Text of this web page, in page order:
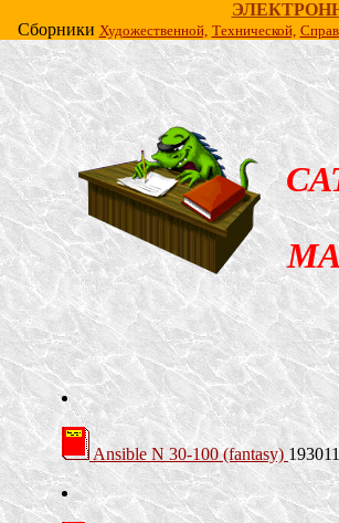
Сборники Художественной, Технической,
Ansible N 30-100 (fantasy)